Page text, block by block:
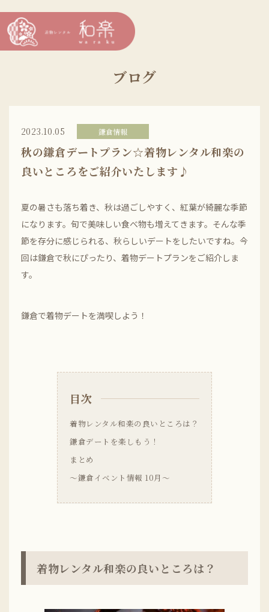
ブログ
2023.10.05 鎌倉情報
秋の鎌倉デートプラン☆着物レンタル和楽の
良いところをご紹介いたします♪
夏の暑さも落ち着き、秋は過ごしやすく、紅葉が綺麗な季節
になります。旬で美味しい食べ物も増えてきます。そんな季
節を存分に感じられる、秋らしいデートをしたいですね。今
回は鎌倉で秋にぴったり、着物デートプランをご紹介しま
す。
鎌倉で着物デートを満喫しよう！
目次
着物レンタル和楽の良いところは？
鎌倉デートを楽しもう！
まとめ
～鎌倉イベント情報 10月～
着物レンタル和楽の良いところは？